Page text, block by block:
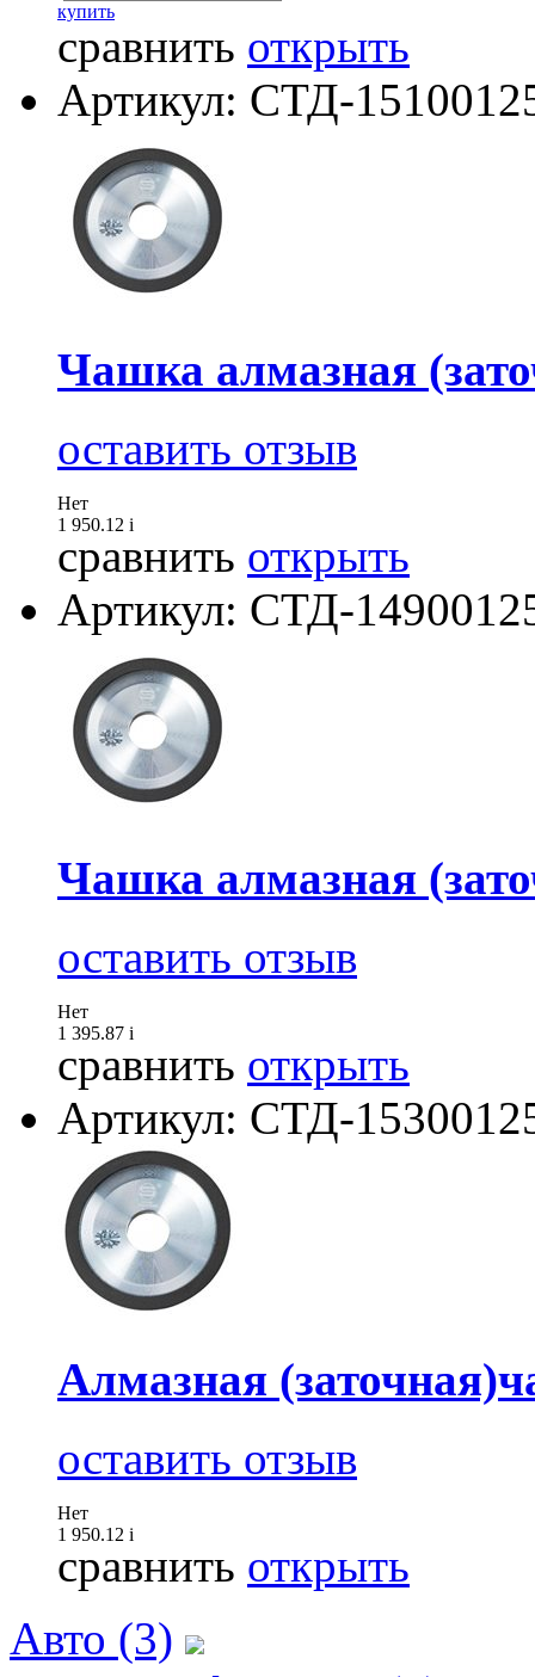
купить
сравнить открыть
Артикул: СТД-
Чашка алмазная
оставить отзыв
Нет
1 950.12 i
сравнить открыть
Артикул: СТД-
Чашка алмазная
оставить отзыв
Нет
1 395.87 i
сравнить открыть
Артикул: СТД-
Алмазная
оставить отзыв
Нет
1 950.12 i
сравнить открыть
Авто (3)